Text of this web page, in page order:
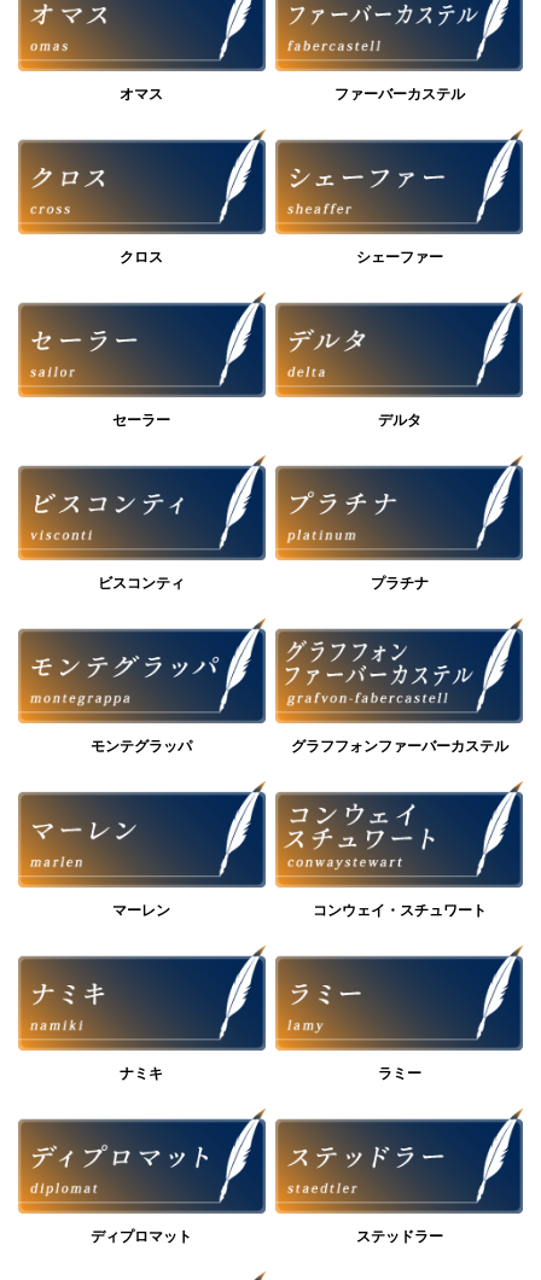
オマス ファーバーカステル
クロス シェーファー
セーラー デルタ
ビスコンティ プラチナ
モンテグラッパ グラフフォンファーバーカステル
マーレン コンウェイ・スチュワート
ナミキ ラミー
ディプロマット ステッドラー